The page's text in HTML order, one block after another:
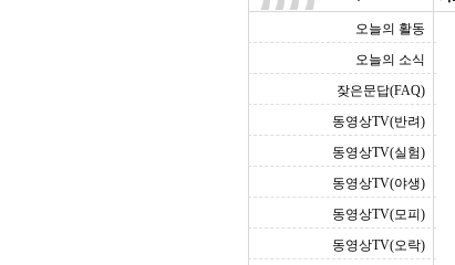
오늘의 활동
오늘의 소식
잦은문답(FAQ)
동영상TV(반려)
동영상TV(실험)
동영상TV(야생)
동영상TV(모피)
동영상TV(오락)